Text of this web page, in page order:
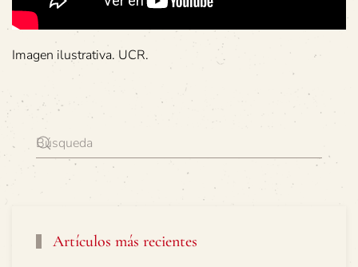
Imagen ilustrativa. UCR.
Artículos más recientes